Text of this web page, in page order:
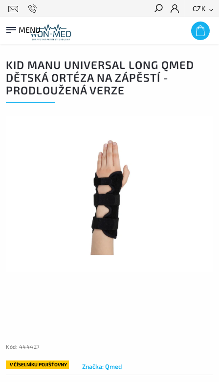
CZK
HLEDAT
KID MANU UNIVERSAL LONG QMED
DĚTSKÁ ORTÉZA NA ZÁPĚSTÍ -
PRODLOUŽENÁ VERZE
Kód: 444427
V ČÍSELNÍKU POJIŠŤOVNY Značka:Qmed